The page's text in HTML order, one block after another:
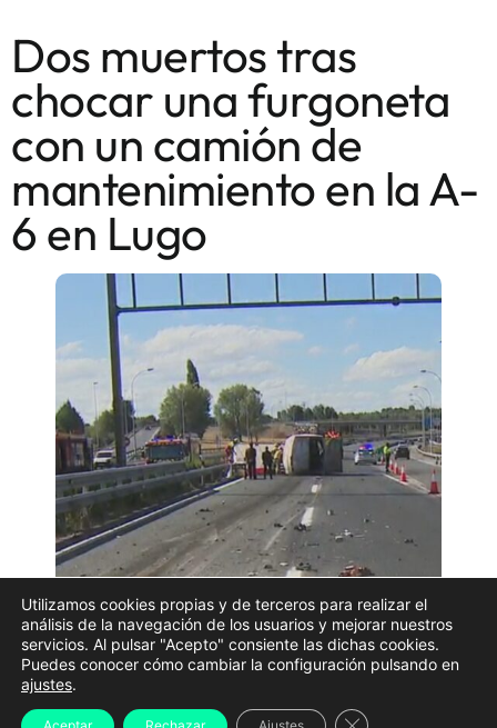
Dos muertos tras
chocar una furgoneta
con un camión de
mantenimiento en la A-
6 en Lugo
Dos personas han fallecido este miércolesdespués
de que la furgoneta en la que viajaban chocase
contra un camión de conservación de carreteras en
Utilizamos cookies propias y de terceros para realizar el
análisis de la navegación de los usuarios y mejorar nuestros
servicios. Al pulsar "Acepto" consiente las dichas cookies.
Puedes conocer cómo cambiar la configuración pulsando en
ajustes.
Cerrar el banner de